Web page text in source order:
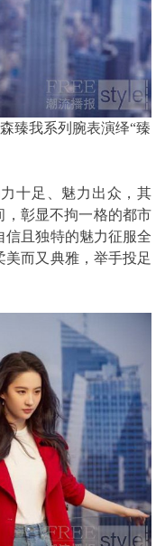
臻我系列腕表演绎“臻
十足、魅力出众，其
，彰显不拘一格的都市
信且独特的魅力征服全
美而又典雅，举手投足